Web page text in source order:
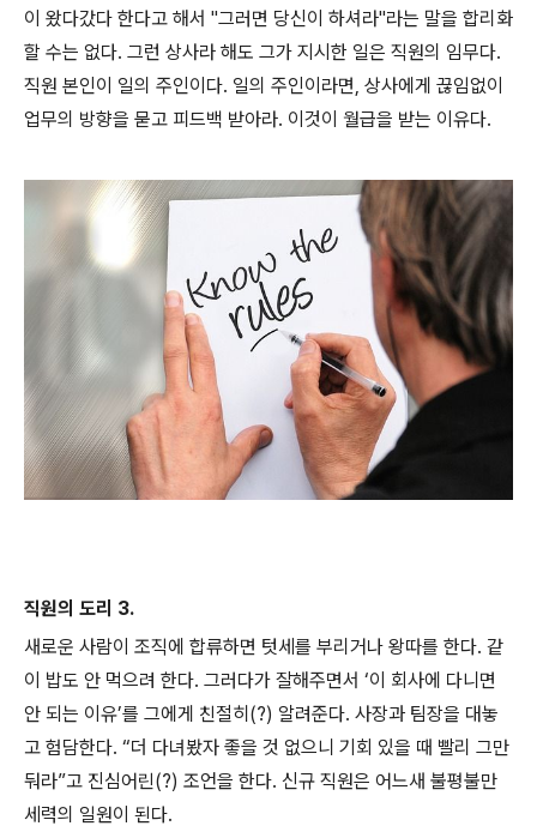
이 왔다갔다 한다고 해서 "그러면 당신이 하셔라"라는 말을 합리화
할 수는 없다. 그런 상사라 해도 그가 지시한 일은 직원의 임무다.
직원 본인이 일의 주인이다. 일의 주인이라면, 상사에게 끊임없이
업무의 방향을 묻고 피드백 받아라. 이것이 월급을 받는 이유다.
직원의 도리 3.
새로운 사람이 조직에 합류하면 텃세를 부리거나 왕따를 한다. 같
이 밥도 안 먹으려 한다. 그러다가 잘해주면서 ‘이 회사에 다니면
안 되는 이유’를 그에게 친절히(?) 알려준다. 사장과 팀장을 대놓
고 험담한다. “더 다녀봤자 좋을 것 없으니 기회 있을 때 빨리 그만
둬라”고 진심어린(?) 조언을 한다. 신규 직원은 어느새 불평불만
세력의 일원이 된다.